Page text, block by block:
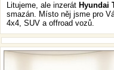
Litujeme, ale inzerát Hyundai
smazán. Místo něj jsme pro
4x4, SUV a offroad vozů.